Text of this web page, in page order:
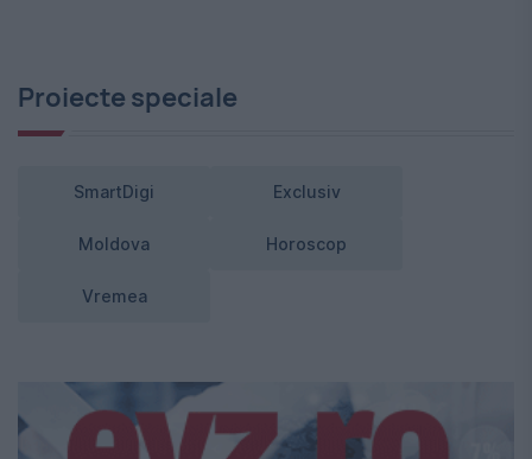
Proiecte speciale
SmartDigi Exclusiv
Moldova Horoscop
Vremea